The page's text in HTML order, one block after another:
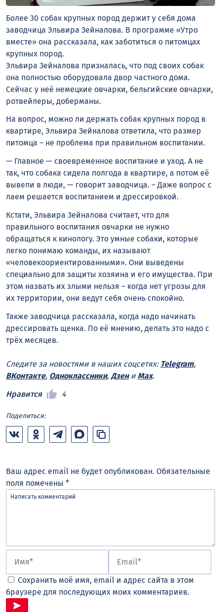
Более 30 собак крупных пород держит у себя дома
заводчица Эльвира Зейналова. В программе «Утро
вместе» она рассказала, как заботиться о питомцах
крупных пород.
Эльвира Зейналова призналась, что под своих собак
она полностью оборудовала двор частного дома.
Сейчас у неё немецкие овчарки, бельгийские овчарки,
ротвейлеры, доберманы.
На вопрос, можно ли держать собак крупных пород в
квартире, Эльвира Зейналова ответила, что размер
питомца – не проблема при правильном воспитании.
— Главное — своевременное воспитание и уход. А не
так, что собака сидела полгода в квартире, а потом её
вывели в люди, — говорит заводчица. – Даже вопрос с
лаем решается воспитанием и дрессировкой.
Кстати, Эльвира Зейналова считает, что для
правильного воспитания овчарки не нужно
обращаться к кинологу. Это умные собаки, которые
легко понимаю команды, их называют
«человекоориентированными». Они выведены
специально для защиты хозяина и его имущества. При
этом назвать их злыми нельзя – когда нет угрозы для
их территории, они ведут себя очень спокойно.
Также заводчица рассказала, когда надо начинать
дрессировать щенка. По её мнению, делать это надо с
трёх месяцев.
Следите за новостями в наших соцсетях: Telegram,
ВКонтакте, Одноклассники, Дзени Max.
Нравится
4
Поделиться:
Ваш адрес email не будет опубликован. Обязательные
поля помечены *
Сохранить моё имя, email и адрес сайта в этом
браузере для последующих моих комментариев.